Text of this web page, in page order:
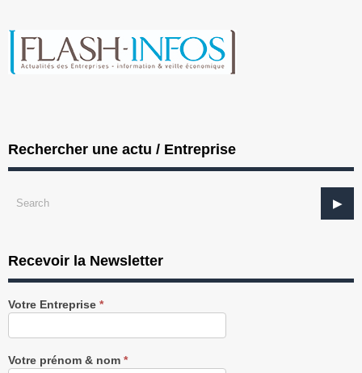
Rechercher une actu / Entreprise
Recevoir la Newsletter
Recevez
notre
gratuitement
Votre Entreprise *
Votre prénom & nom *